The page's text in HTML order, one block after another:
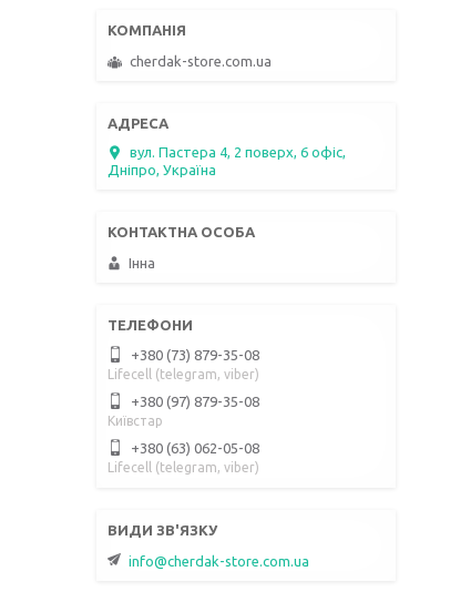
cherdak-store.com.ua
вул. Пастера 4, 2 поверх, 6 офіс,
Дніпро, Україна
Інна
+380 (73) 879-35-08
Lifecell (telegram, viber)
+380 (97) 879-35-08
Київстар
+380 (63) 062-05-08
Lifecell (telegram, viber)
info@cherdak-store.com.ua